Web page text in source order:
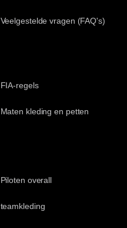
Veelgestelde vragen (FAQ's)
FIA-regels
Maten kleding en petten
Piloten overall
teamkleding